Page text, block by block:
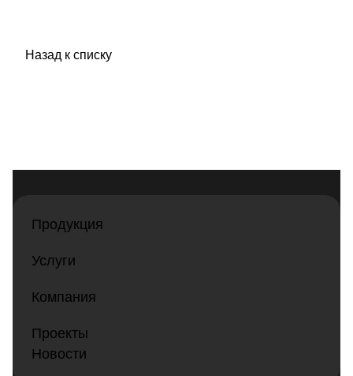
Назад к списку
Продукция
Услуги
Компания
Проекты
Новости